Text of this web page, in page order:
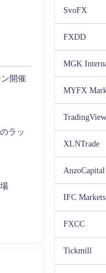
ン開催
ラッ
SvoFX
FXDD
MGK
MYFX
TradingView
XLNTrade
AnzoCapital
IFC Markets
FXCC
Tickmill